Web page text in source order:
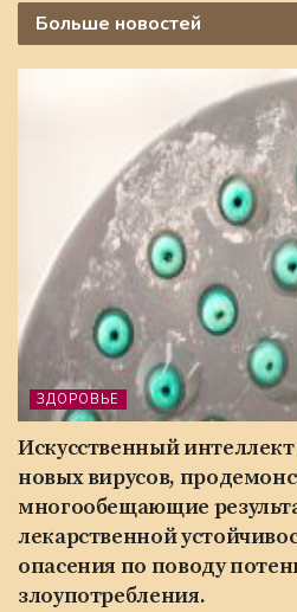
Больше новостей
ЗДОРОВЬЕ
Искусственный интеллект
новых вирусов,
многообещающие
лекарственной
опасения по поводу
злоупотребления.